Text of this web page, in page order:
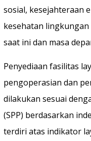
sosial, kesejahteraan
kesehatan
saat ini dan masa
Penyediaan fasilitas
pengoperasian dan
dilakukan sesuai
(SPP) berdasarkan
terdiri atas indikator